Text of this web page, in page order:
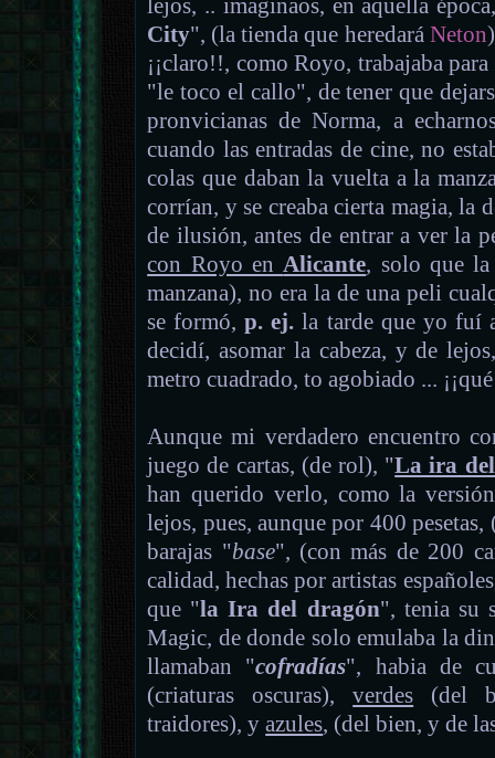
City", (la tienda que heredará Neton
¡¡claro!!, como Royo, trabajaba para
"le toco el callo", de tener que
pronvicianas de Norma, a
cuando las entradas de cine, no
colas que daban la vuelta a la
corrían, y se creaba cierta magia, la
de ilusión, antes de entrar a ver la
con Royo en Alicante, solo que
manzana), no era la de una peli
se formó,p. ej. la tarde que yo fuí
decidí, asomar la cabeza, y de
metro cuadrado, to agobiado ...
Aunque mi verdadero encuentro
juego de cartas, (de rol), "La ira
han querido verlo, como la
lejos, pues, aunque por 400
barajas "base", (con más de 200
calidad, hechas por artistas
que "la Ira del dragón", tenia su
Magic, de donde solo emulaba la
llamaban "cofradías", habia de
(criaturas oscuras),verdes (del
traidores), yazules, (del bien, y de